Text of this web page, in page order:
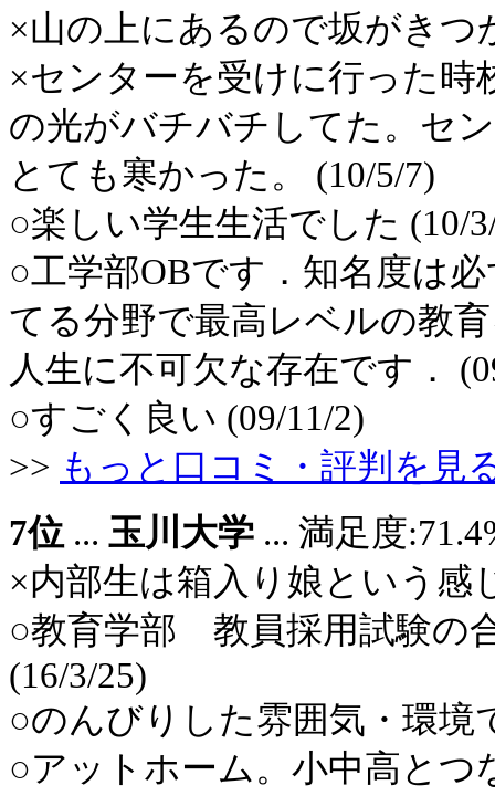
×山の上にあるので坂がきつ
×センターを受けに行った
の光がバチバチしてた。セ
とても寒かった。 (10/5/7)
○楽しい学生生活でした (10/
○工学部OBです．知名度は
てる分野で最高レベルの教
人生に不可欠な存在です．
○すごく良い (09/11/2)
>> もっと口コミ・評判を見
7位 ... 玉川大学 ... 満足度
×内部生は箱入り娘という感
○教育学部 教員採用試験の
(16/3/25)
○のんびりした雰囲気・環境
○アットホーム。小中高と